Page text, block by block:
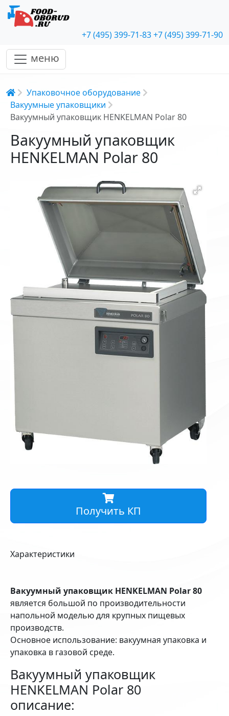
+7 (495) 399-71-83+7 (495) 399-71-90
меню
Строка навигации
Упаковочное оборудование
Вакуумные упаковщики
Вакуумный упаковщик HENKELMAN Polar 80
Вакуумный упаковщик
HENKELMAN Polar 80
Получить КП
Характеристики
Вакуумный упаковщик HENKELMAN Polar 80
является большой по производительности
напольной моделью для крупных пищевых
производств.
Основное использование: вакуумная упаковка и
упаковка в газовой среде.
Вакуумный упаковщик
HENKELMAN Polar 80
описание: